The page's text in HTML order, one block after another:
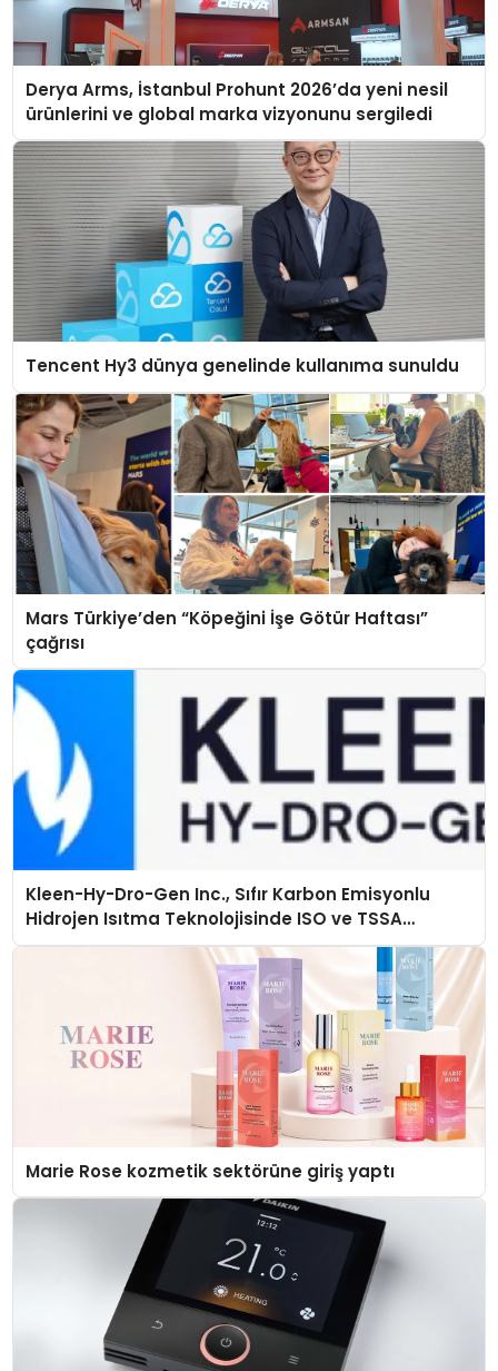
Derya Arms, İstanbul Prohunt 2026’da yeni nesil
ürünlerini ve global marka vizyonunu sergiledi
Tencent Hy3 dünya genelinde kullanıma sunuldu
Mars Türkiye’den “Köpeğini İşe Götür Haftası”
çağrısı
Kleen-Hy-Dro-Gen Inc., Sıfır Karbon Emisyonlu
Hidrojen Isıtma Teknolojisinde ISO ve TSSA
Düzenleyici Onaylarını Aldı
Marie Rose kozmetik sektörüne giriş yaptı